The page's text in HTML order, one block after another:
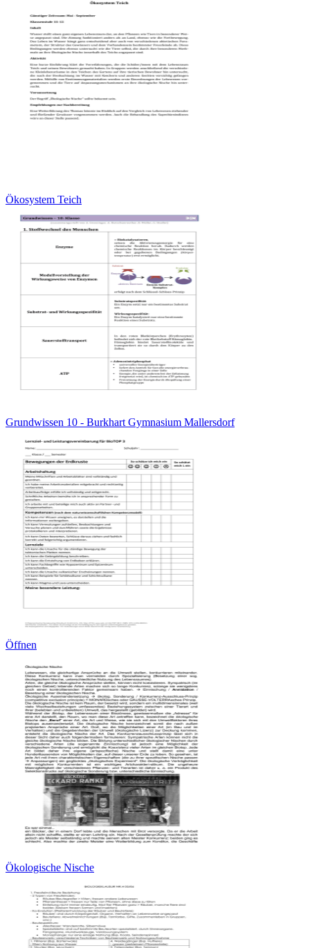
Ökosystem Teich
Grundwissen 10 - Burkhart Gymnasium Mallersdorf
Öffnen
Ökologische Nische